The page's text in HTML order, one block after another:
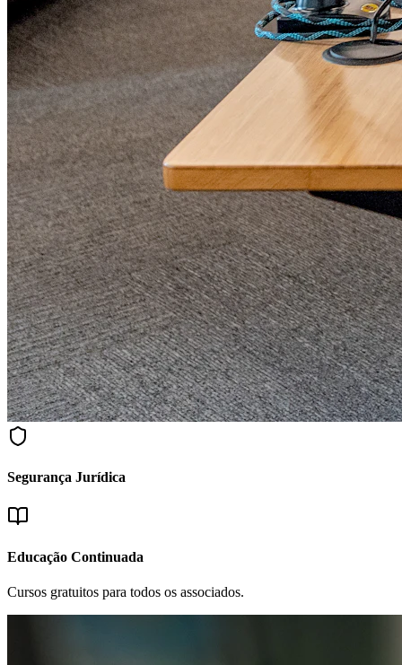
Segurança Jurídica
Educação Continuada
Cursos gratuitos para todos os associados.